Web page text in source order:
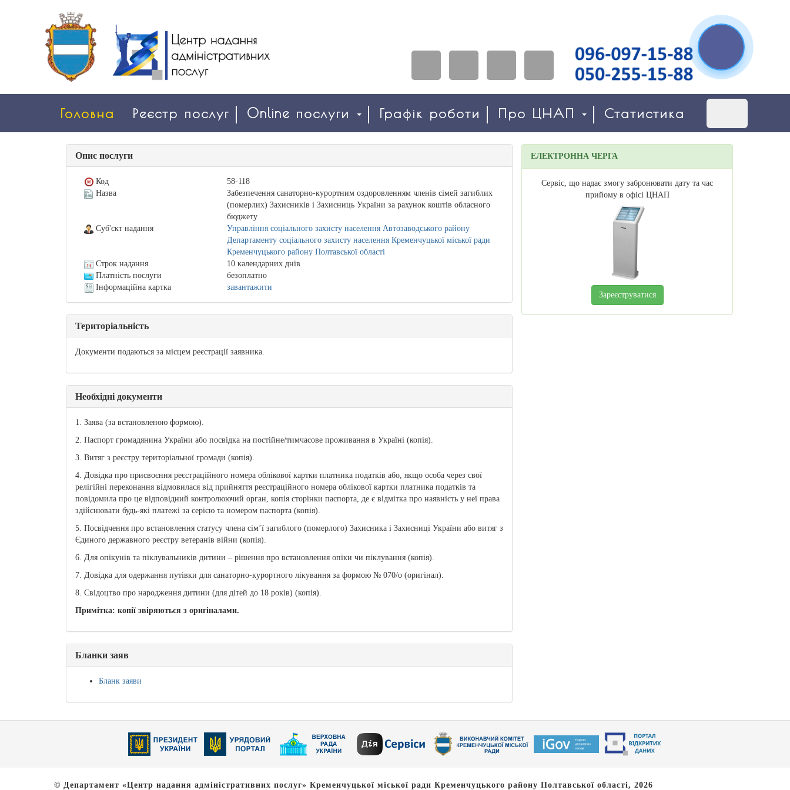
Головна Реєстр послуг Online послуги Графік роботи Про ЦНАП Статистика
Опис послуги
Код
58-118
Назва
Забезпечення санаторно-курортним оздоровленням членів сімей загиблих
(померлих) Захисників і Захисниць України за рахунок коштів обласного
бюджету
Суб'єкт надання
Управління соціального захисту населення Автозаводського району
Департаменту соціального захисту населення Кременчуцької міської ради
Кременчуцького району Полтавської області
Строк надання
10 календарних днів
Платність послуги
безоплатно
Інформаційна картка
завантажити
Територіальність
Документи подаються за місцем реєстрації заявника.
Необхідні документи
1. Заява (за встановленою формою).
2. Паспорт громадянина України або посвідка на постійне/тимчасове проживання в Україні (копія).
3. Витяг з реєстру територіальної громади (копія).
4. Довідка про присвоєння реєстраційного номера облікової картки платника податків або, якщо особа через свої
релігійні переконання відмовилася від прийняття реєстраційного номера облікової картки платника податків та
повідомила про це відповідний контролюючий орган, копія сторінки паспорта, де є відмітка про наявність у неї права
здійснювати будь-які платежі за серією та номером паспорта (копія).
5. Посвідчення про встановлення статусу члена сім’ї загиблого (померлого) Захисника і Захисниці України або витяг з
Єдиного державного реєстру ветеранів війни (копія).
6. Для опікунів та піклувальників дитини – рішення про встановлення опіки чи піклування (копія).
7. Довідка для одержання путівки для санаторно-курортного лікування за формою № 070/о (оригінал).
8. Свідоцтво про народження дитини (для дітей до 18 років) (копія).
Примітка: копії звіряються з оригіналами.
Бланки заяв
Бланк заяви
ЕЛЕКТРОННА ЧЕРГА
Сервіс, що надає змогу забронювати дату та час
прийому в офісі ЦНАП
Зареєструватися
© Департамент «Центр надання адміністративних послуг» Кременчуцької міської ради Кременчуцького району Полтавської області, 2026